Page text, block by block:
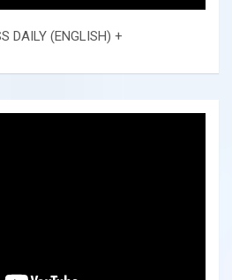
DAILY (ENGLISH) +